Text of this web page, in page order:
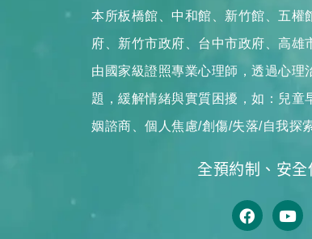
本所板橋館、中和館、新竹館、五權
府、新竹市政府、台中市政府、高雄
由國家級證照專業心理師，透過心理
題，緩解情緒與實質困擾，如：兒童
姻諮商、個人焦慮/創傷/失落/自我探
全預約制、安